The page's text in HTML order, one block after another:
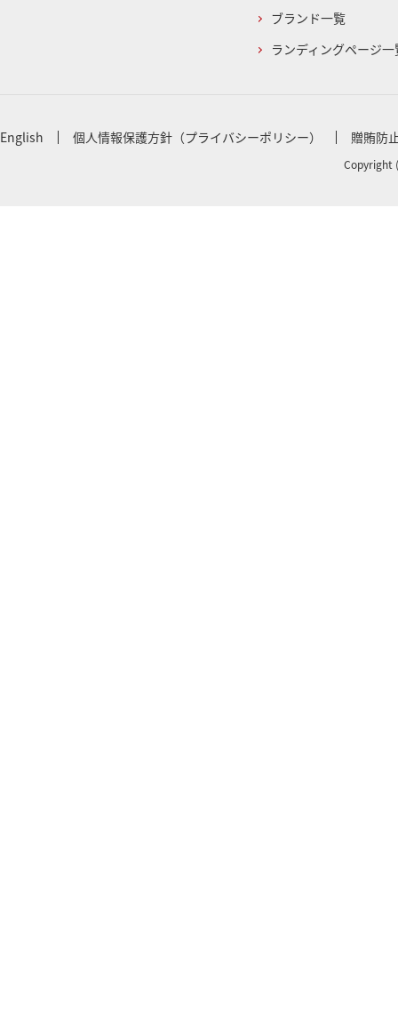
ブランド一覧
ランディングページ一
English 個人情報保護方針（プライバシーポリシー） 贈賄防
Copyright